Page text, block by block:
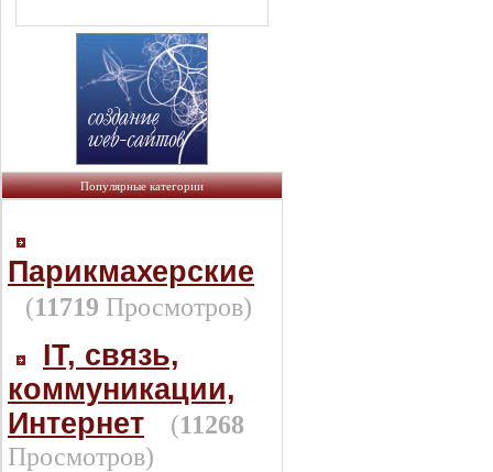
Популярные категории
Парикмахерские
(11719 Просмотров)
IT, связь,
коммуникации,
Интернет
(11268
Просмотров)